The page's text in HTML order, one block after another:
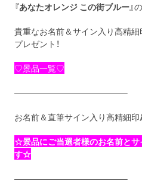
『あなたオレンジ この街ブルー』の
貴重なお名前＆サイン入り高精
プレゼント！
♡景品一覧♡
—————————————–
お名前＆直筆サイン入り高精細印
☆景品にご当選者様のお名前とサ
す☆
—————————————–